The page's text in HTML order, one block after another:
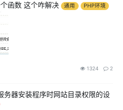
函数 这个咋解决 通用 PHP环境
1324 2
务器安装程序时网站目录权限的设